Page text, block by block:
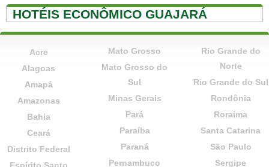
HOTÉIS ECONÔMICO GUAJARÁ
Acre
Alagoas
Amapá
Amazonas
Bahia
Ceará
Distrito Federal
Mato Grosso
Mato Grosso do
Sul
Minas Gerais
Pará
Paraíba
Paraná
Pernambuco
Rio Grande do
Norte
Rio Grande do Sul
Rondônia
Roraima
Santa Catarina
São Paulo
Sergipe